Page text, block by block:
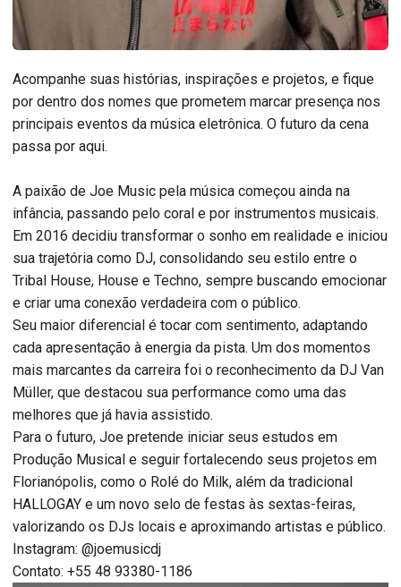
Acompanhe suas histórias, inspirações e projetos, e fique
por dentro dos nomes que prometem marcar presença nos
principais eventos da música eletrônica. O futuro da cena
passa por aqui.
A paixão de Joe Music pela música começou ainda na
infância, passando pelo coral e por instrumentos musicais.
Em 2016 decidiu transformar o sonho em realidade e iniciou
sua trajetória como DJ, consolidando seu estilo entre o
Tribal House, House e Techno, sempre buscando emocionar
e criar uma conexão verdadeira com o público.
Seu maior diferencial é tocar com sentimento, adaptando
cada apresentação à energia da pista. Um dos momentos
mais marcantes da carreira foi o reconhecimento da DJ Van
Müller, que destacou sua performance como uma das
melhores que já havia assistido.
Para o futuro, Joe pretende iniciar seus estudos em
Produção Musical e seguir fortalecendo seus projetos em
Florianópolis, como o Rolé do Milk, além da tradicional
HALLOGAY e um novo selo de festas às sextas-feiras,
valorizando os DJs locais e aproximando artistas e público.
Instagram: @joemusicdj
Contato: +55 48 93380-1186